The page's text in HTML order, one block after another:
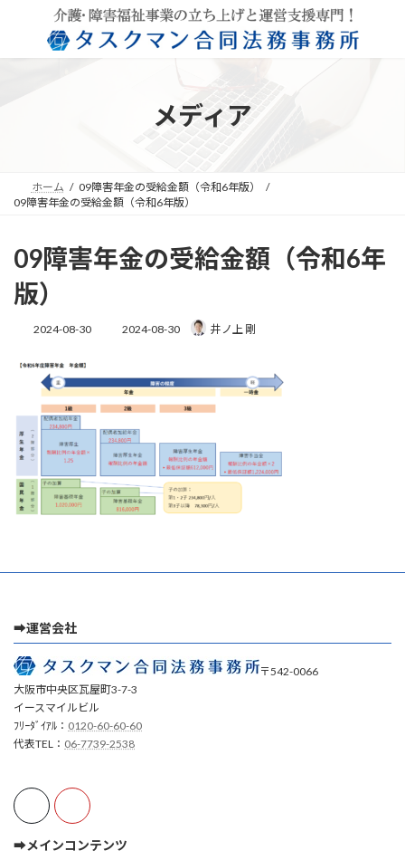
ン
ー
メディア
ホーム
09障害年金の受給金額（令和6年版）
09障害年金の受給金額（令和6年版）
09障害年金の受給金額（令和6年
版）
2024-08-30
最
新
日
時
2024-08-30 井ノ上 剛
➡運営会社
〒542-0066
大阪市中央区瓦屋町3-7-3
イースマイルビル
ﾌﾘｰﾀﾞｲｱﾙ： 0120-60-60-60
代表TEL： 06-7739-2538
➡メインコンテンツ